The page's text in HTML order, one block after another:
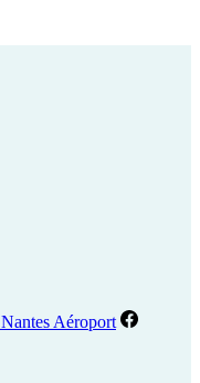
Nantes Aéroport